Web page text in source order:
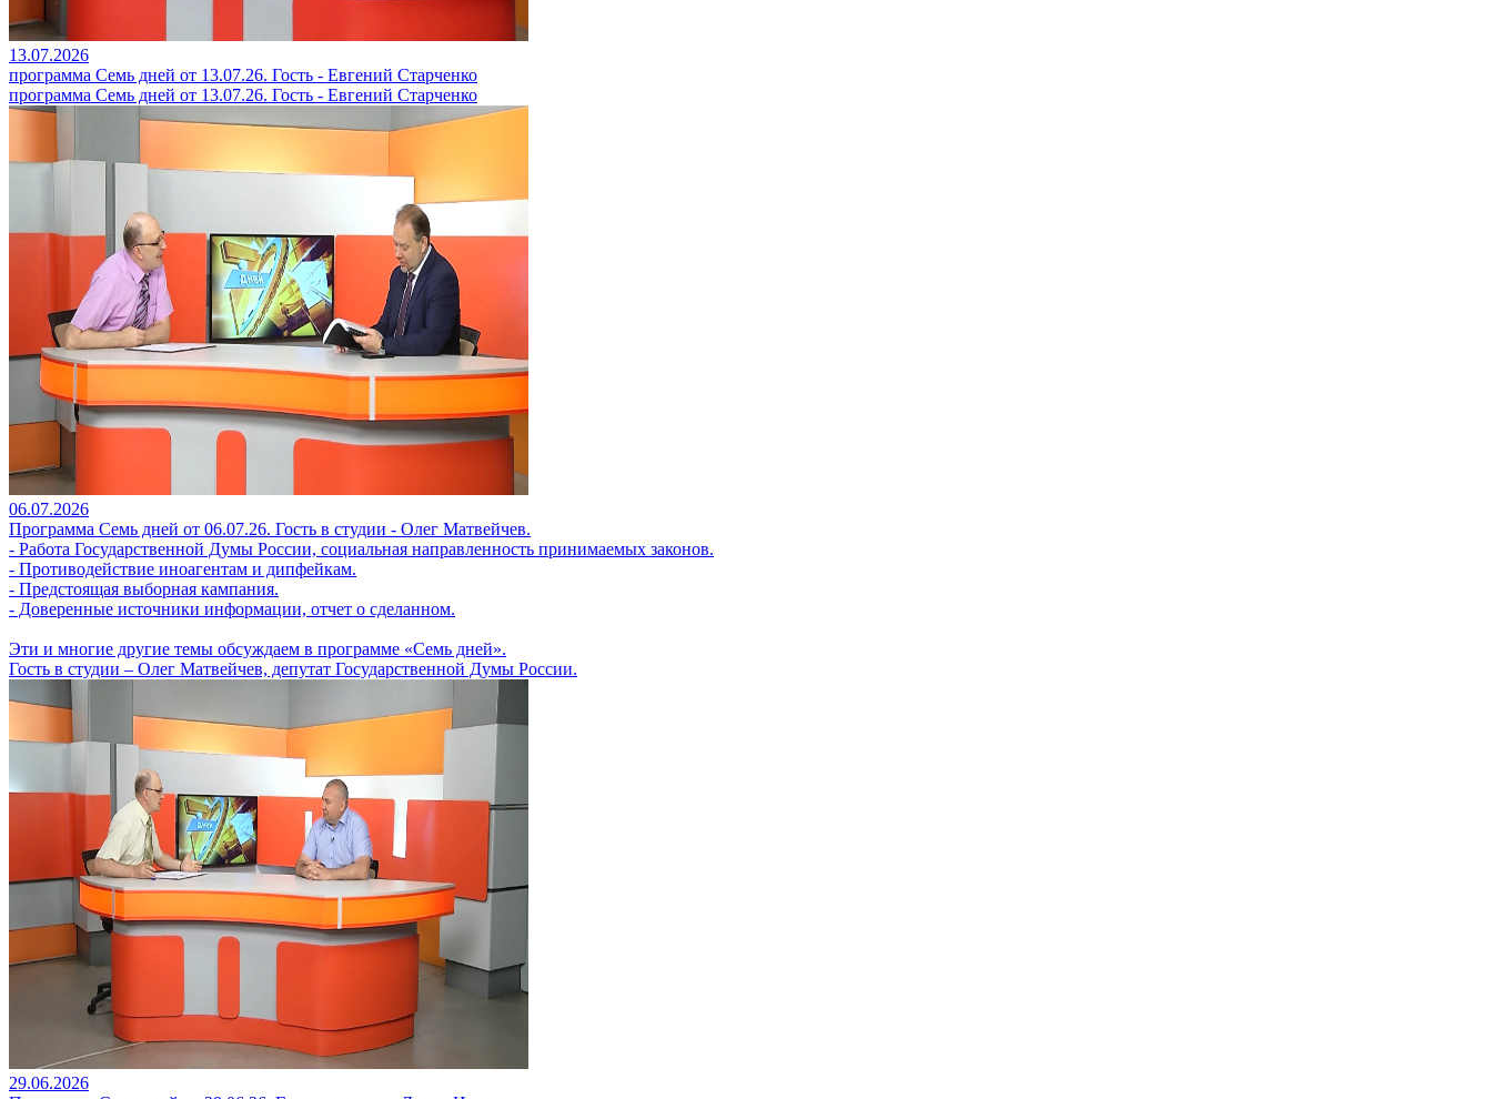
13.07.2026
программа Семь дней от 13.07.26. Гость - Евгений Старченко
программа Семь дней от 13.07.26. Гость - Евгений Старченко
06.07.2026
Программа Семь дней от 06.07.26. Гость в студии - Олег Матвейчев.
- Работа Государственной Думы России, социальная направленность принимаемых законов.
- Противодействие иноагентам и дипфейкам.
- Предстоящая выборная кампания.
- Доверенные источники информации, отчет о сделанном.
Эти и многие другие темы обсуждаем в программе «Семь дней».
Гость в студии – Олег Матвейчев, депутат Государственной Думы России.
29.06.2026